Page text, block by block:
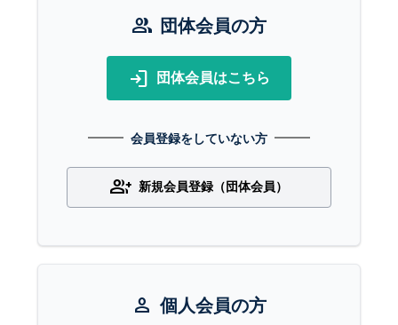
group 団体会員の方
login 団体会員はこちら
会員登録をしていない方
group_add 新規会員登録（団体会員）
person 個人会員の方